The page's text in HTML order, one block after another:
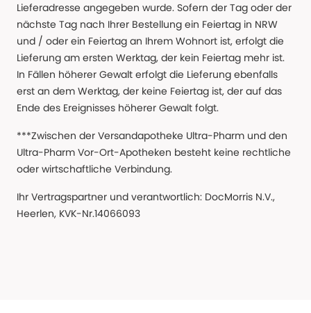
Lieferadresse angegeben wurde. Sofern der Tag oder der
nächste Tag nach Ihrer Bestellung ein Feiertag in NRW
und / oder ein Feiertag an Ihrem Wohnort ist, erfolgt die
Lieferung am ersten Werktag, der kein Feiertag mehr ist.
In Fällen höherer Gewalt erfolgt die Lieferung ebenfalls
erst an dem Werktag, der keine Feiertag ist, der auf das
Ende des Ereignisses höherer Gewalt folgt.
***Zwischen der Versandapotheke Ultra-Pharm und den
Ultra-Pharm Vor-Ort-Apotheken besteht keine rechtliche
oder wirtschaftliche Verbindung.
Ihr Vertragspartner und verantwortlich: DocMorris N.V.,
Heerlen, KVK-Nr.14066093